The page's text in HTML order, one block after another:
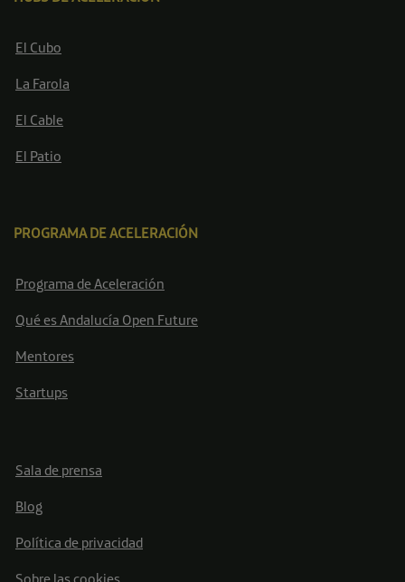
El Cubo
La Farola
El Cable
El Patio
PROGRAMA DE ACELERACIÓN
Programa de Aceleración
Qué es Andalucía Open Future
Mentores
Startups
Sala de prensa
Blog
Política de privacidad